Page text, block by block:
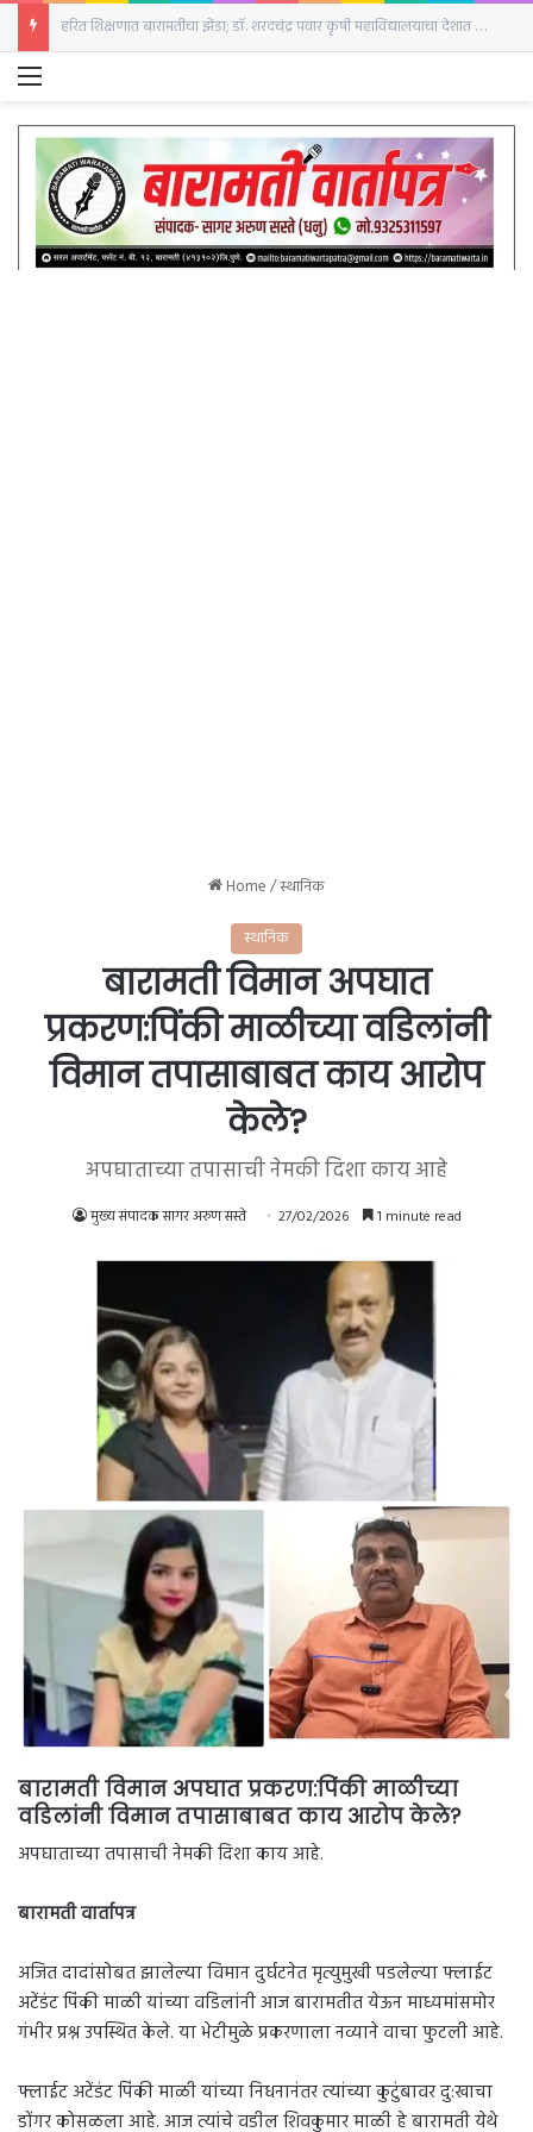
बारामतीत रविवारी क्रांती दिनानिमित्त हुतात्मा स्तंभाला अभिवादन
Menu
Home/स्थानिक
स्थानिक
बारामती विमान अपघात
प्रकरण:पिंकी माळीच्या वडिलांनी
विमान तपासाबाबत काय आरोप
केले?
अपघाताच्या तपासाची नेमकी दिशा काय आहे
मुख्य संपादक सागर अरुण सस्ते 27/02/2026 1 minute read
बारामती विमान अपघात प्रकरण:पिंकी माळीच्या
वडिलांनीविमान तपासाबाबत काय आरोप केले?
अपघाताच्या तपासाची नेमकी दिशा काय आहे.
बारामती वार्तापत्र
अजित दादांसोबत झालेल्या विमान दुर्घटनेत मृत्युमुखी पडलेल्या फ्लाईट
अटेंडंट पिंकी माळी यांच्या वडिलांनी आज बारामतीत येऊन माध्यमांसमोर
गंभीर प्रश्न उपस्थित केले. या भेटीमुळे प्रकरणाला नव्याने वाचा फुटली आहे.
फ्लाईट अटेंडंट पिंकी माळी यांच्या निधनानंतर त्यांच्या कुटुंबावर दु:खाचा
डोंगर कोसळला आहे. आज त्यांचे वडील शिवकुमार माळी हे बारामती येथे